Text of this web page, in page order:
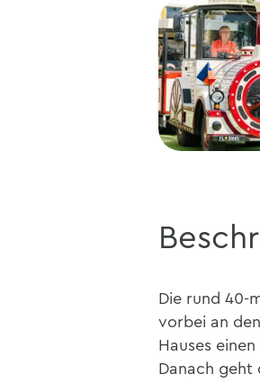
Die rund 40-
vorbei an
Hauses
Danach